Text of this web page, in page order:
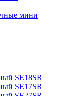
мини
SE18SR
SE17SR